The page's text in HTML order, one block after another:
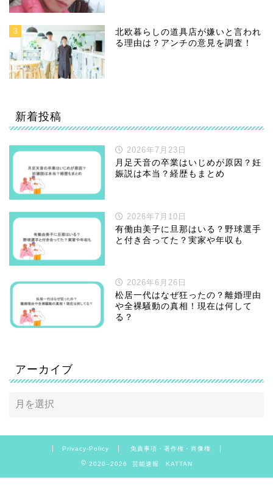
3
北欧暮らしの道具店が嫌いと言われ
る理由は？アンチの意見を調査！
新着投稿
2026年7月23日
月足天音の卒業はいじめが原因？妊
娠説は本当？経歴もまとめ
2026年7月10日
有働由美子に旦那はいる？野球選手
と付き合ってた？実家や年収も
2026年6月26日
松居一代はなぜ狂ったの？離婚理由
や全裸騒動の真相！現在は何して
る？
アーカイブ
Privacy-Policy 免責事項・著作権・肖像権
2020–2026 芸能速報 KATTAN